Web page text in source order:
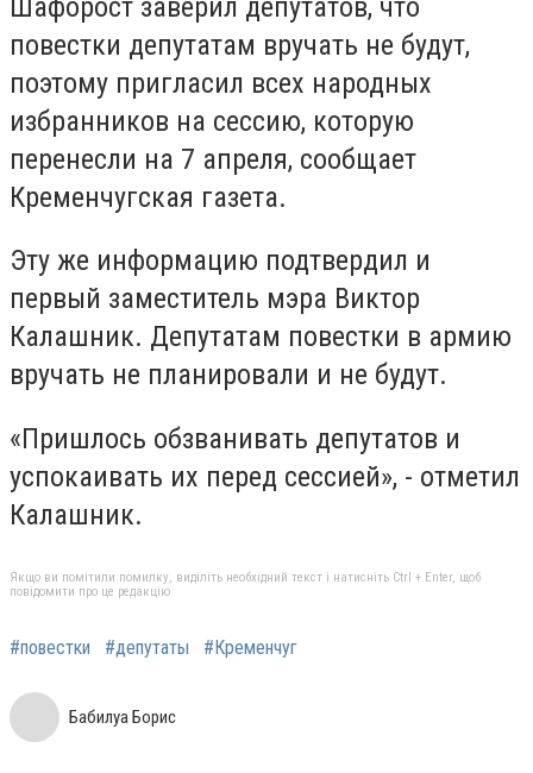
повестки депутатам вручать не будут,
поэтому пригласил всех народных
избранников на сессию, которую
перенесли на 7 апреля, сообщает
Кременчугская газета.
Эту же информацию подтвердил и
первый заместитель мэра Виктор
Калашник. Депутатам повестки в армию
вручать не планировали и не будут.
«Пришлось обзванивать депутатов и
успокаивать их перед сессией», - отметил
Калашник.
Якщо ви помітили помилку, виділіть необхідний текст і натисніть Ctrl + Enter, щоб
повідомити про це редакцію
#повестки #депутаты #Кременчуг
Бабилуа Борис